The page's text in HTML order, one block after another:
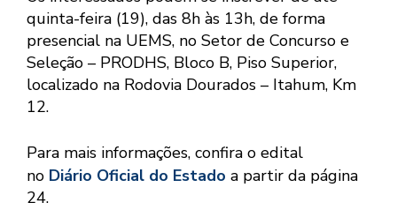
quinta-feira (19), das 8h às 13h, de forma
presencial na UEMS, no Setor de Concurso e
Seleção – PRODHS, Bloco B, Piso Superior,
localizado na Rodovia Dourados – Itahum, Km
12.
Para mais informações, confira o edital
no Diário Oficial do Estado a partir da página
24.